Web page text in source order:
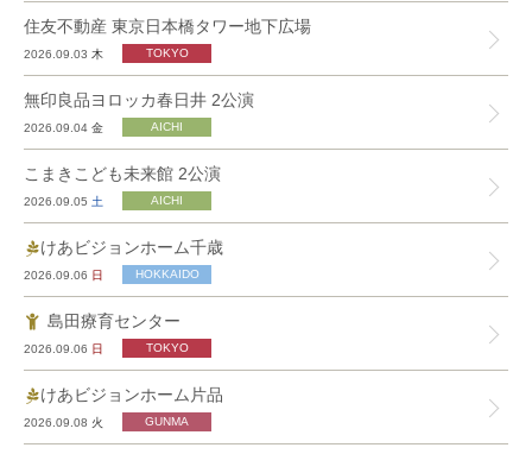
住友不動産 東京日本橋タワー地下広場
2026.09.03 木
無印良品ヨロッカ春日井 2公演
2026.09.04 金
こまきこども未来館 2公演
2026.09.05 土
けあビジョンホーム千歳
2026.09.06 日
島田療育センター
2026.09.06 日
けあビジョンホーム片品
2026.09.08 火